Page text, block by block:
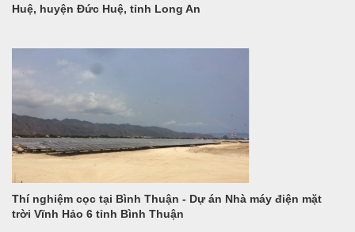
Huệ, huyện Đức Huệ, tỉnh Long An
Thí nghiệm cọc tại Bình Thuận - Dự án Nhà máy điện mặt
trời Vĩnh Hảo 6 tỉnh Bình Thuận